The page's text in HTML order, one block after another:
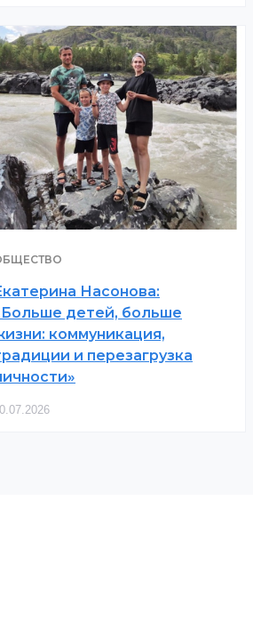
Насонова:
детей, больше
коммуникация,
и перезагрузка